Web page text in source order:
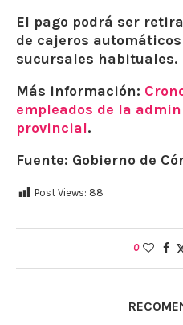
El pago podrá ser
de cajeros
sucursales habituales.
Más información:
empleados de la
provincial.
Fuente: Gobierno de
Post Views: 88
0